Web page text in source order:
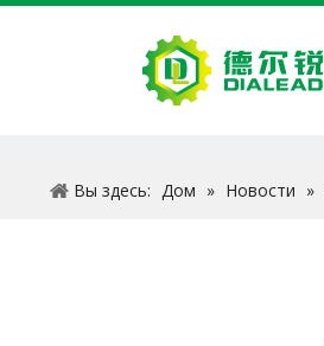
Вы здесь: Дом » Новости »